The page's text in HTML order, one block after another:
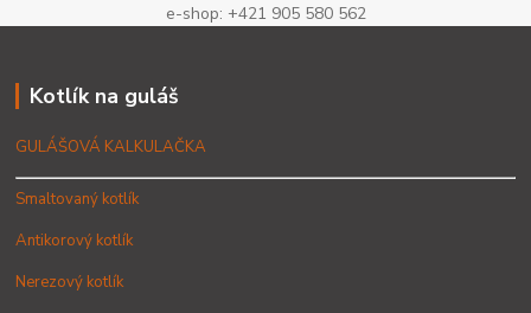
e-shop: +421 905 580 562
Kotlík na guláš
GULÁŠOVÁ KALKULAČKA
Smaltovaný kotlík
Antikorový kotlík
Nerezový kotlík